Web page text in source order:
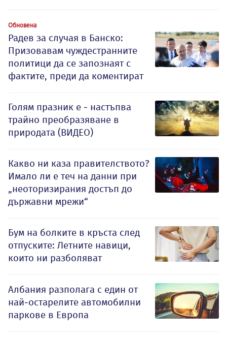
Обновена
Радев за случая в Банско:
Призовавам чуждестранните
политици да се запознаят с
фактите, преди да коментират
Голям празник е - настъпва
трайно преобразяване в
природата (ВИДЕО)
Какво ни каза правителството?
Имало ли е теч на данни при
„неоторизирания достъп до
държавни мрежи“
Бум на болките в кръста след
отпуските: Летните навици,
които ни разболяват
Албания разполага с един от
най-остарелите автомобилни
паркове в Европа